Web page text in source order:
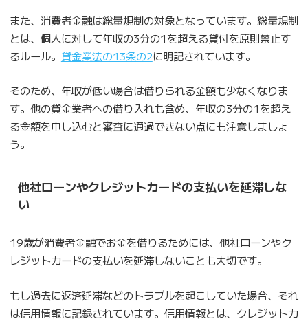
また、消費者金融は総量規制の対象となっています。総量規制
とは、個人に対して年収の3分の1を超える貸付を原則禁止す
るルール。 貸金業法の13条の2に明記されています。
そのため、年収が低い場合は借りられる金額も少なくなりま
す。他の貸金業者への借り入れも含め、年収の3分の1を超え
る金額を申し込むと審査に通過できない点にも注意しましょ
う。
他社ローンやクレジットカードの支払いを延滞しな
い
19歳が消費者金融でお金を借りるためには、他社ローンやク
レジットカードの支払いを延滞しないことも大切です。
もし過去に返済延滞などのトラブルを起こしていた場合、それ
は信用情報に記録されています。信用情報とは、クレジットカ